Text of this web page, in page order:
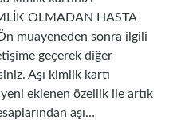
OLMADAN HASTA
muayeneden sonra ilgili
geçerek diğer
Aşı kimlik kartı
eklenen özellik ile artık
aşı…